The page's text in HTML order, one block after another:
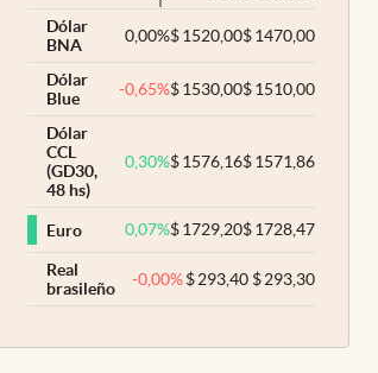
Dólar
BNA
0,00%$1520,00$1470,00
Dólar
Blue
-0,65%$1530,00$1510,00
Dólar
CCL
(GD30,
48 hs)
0,30%$1576,16$1571,86
Euro 0,07%$1729,20$1728,47
Real
brasileño
-0,00% $293,40 $293,30